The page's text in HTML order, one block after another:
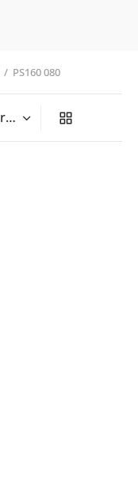
/ PS160 080